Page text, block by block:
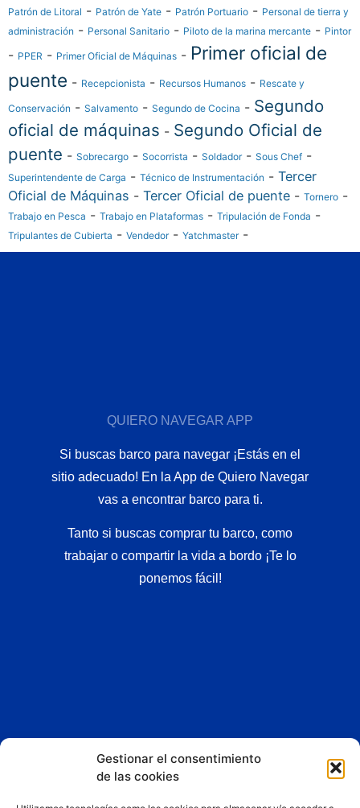
Gestionar el consentimiento
de las cookies
Patrón de Litoral - Patrón de Yate - Patrón Portuario - Personal de tierra y
administración - Personal Sanitario - Piloto de la marina mercante - Pintor
- PPER - Primer Oficial de Máquinas - Primer oficial de
puente - Recepcionista - Recursos Humanos - Rescate y
Conservación - Salvamento - Segundo de Cocina - Segundo
oficial de máquinas - Segundo Oficial de
puente - Sobrecargo - Socorrista - Soldador- Sous Chef -
Superintendente de Carga - Técnico de Instrumentación - Tercer
Oficial de Máquinas - Tercer Oficial de puente - Tornero -
Trabajo en Pesca - Trabajo en Plataformas - Tripulación de Fonda -
Tripulantes de Cubierta - Vendedor- Yatchmaster-
QUIERO NAVEGAR APP
Si buscas barco para navegar ¡Estás en el
sitio adecuado! En la App de Quiero Navegar
vas a encontrar barco para ti.
Tanto si buscas comprar tu barco, como
trabajar o compartir la vida a bordo ¡Te lo
ponemos fácil!
Esta App y sitio web asociado son propiedad de
Liberty